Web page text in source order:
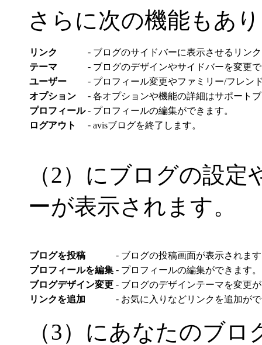
さらに次の機能もあ
リンク - ブログのサイドバーに表示させるリン
テーマ
- ブログのデザインやサイドバーを変更
ユーザー
- プロフィール変更やファミリー/フレン
オプション
- 各オプションや機能の詳細はサポート
プロフィール - プロフィールの編集ができます。
ログアウト
- avisブログを終了します。
（2）にブログの設
ーが表示されます。
ブログを投稿 - ブログの投稿画面が表示されま
プロフィールを編集 - プロフィールの編集ができます。
ブログデザイン変更 - ブログのデザインテーマを変更
リンクを追加
- お気に入りなどリンクを追加が
（3）にあなたのブ